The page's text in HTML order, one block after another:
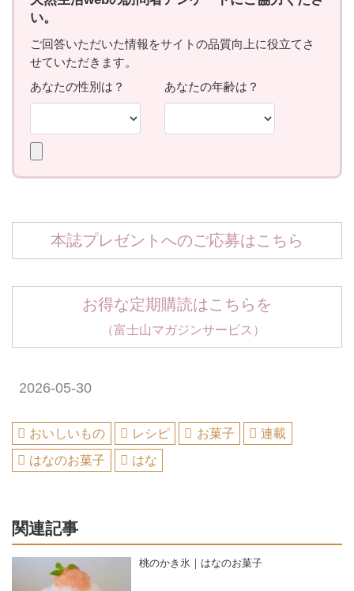
本誌プレゼントへのご応募はこちら
お得な定期購読はこちらを
（富士山マガジンサービス）
2026-05-30
おいしいもの レシピ お菓子
連載
はなのお菓子
はな
関連記事
桃のかき氷｜はなのお菓子